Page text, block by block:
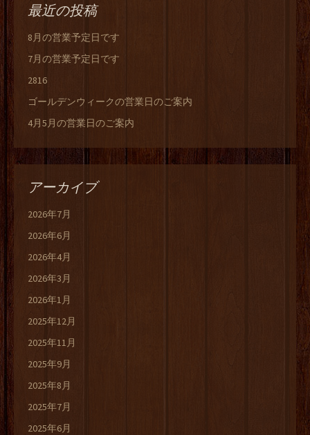
最近の投稿
8月の営業予定日です
7月の営業予定日です
2816
ゴールデンウィークの営業日のご案内
4月5月の営業日のご案内
アーカイブ
2026年7月
2026年6月
2026年4月
2026年3月
2026年1月
2025年12月
2025年11月
2025年9月
2025年8月
2025年7月
2025年6月